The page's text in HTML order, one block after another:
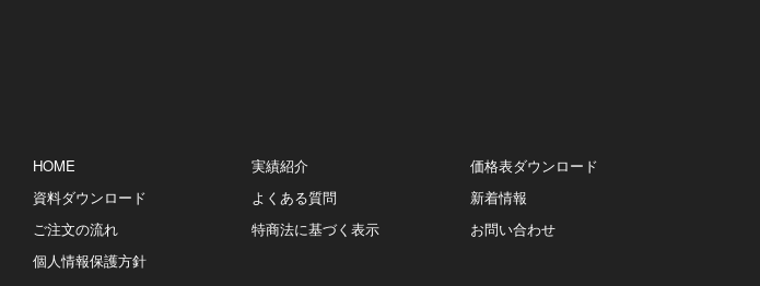
HOME 実績紹介
価格表ダウンロード
資料ダウンロード
よくある質問
新着情報
ご注文の流れ
特商法に基づく表示
お問い合わせ
個人情報保護方針